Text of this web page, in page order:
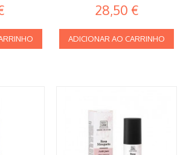
28,50 €
ADICIONAR AO CARRINHO